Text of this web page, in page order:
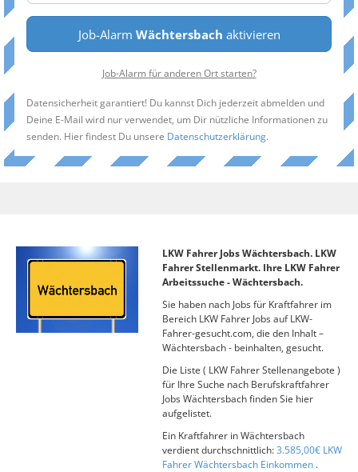
Job-Alarm Wächtersbach aktivieren
Job-Alarm für anderen Ort starten?
Datensicherheit garantiert! Du kannst Dich jederzeit abmelden und
Deine E-Mail wird nur verwendet, um Dir nützliche Informationen zu
senden. Hier findest Du unsere Datenschutzerklärung.
LKW Fahrer Jobs Wächtersbach. LKW
Fahrer Stellenmarkt. Ihre LKW Fahrer
Arbeitssuche - Wächtersbach.
Sie haben nach Jobs für Kraftfahrer im
Bereich LKW Fahrer Jobs auf LKW-
Fahrer-gesucht.com, die den Inhalt –
Wächtersbach - beinhalten, gesucht.
Die Liste ( LKW Fahrer Stellenangebote )
für Ihre Suche nach Berufskraftfahrer
Jobs Wächtersbach finden Sie hier
aufgelistet.
Ein Kraftfahrer in Wächtersbach
verdient durchschnittlich:3.585,00€ LKW
Fahrer Wächtersbach Einkommen .